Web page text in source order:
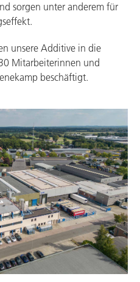
sorgen unter anderem für
unsere Additive in die
Mitarbeiterinnen und
beschäftigt.